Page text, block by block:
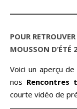
POUR
MOUSSON D’ÉTÉ
Voici un aperçu
nos Rencontres
courte vidéo de